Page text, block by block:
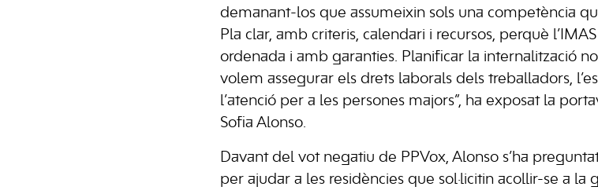
demanant-los que assumeixin sols una competència
Pla clar, amb criteris, calendari i recursos, perquè
ordenada i amb garanties. Planificar la internalització
volem assegurar els drets laborals dels treballadors,
l’atenció per a les persones majors”, ha exposat la
Sofia Alonso.
Davant del vot negatiu de PPVox, Alonso s’ha
per ajudar a les residències que sol·licitin acollir-se a la